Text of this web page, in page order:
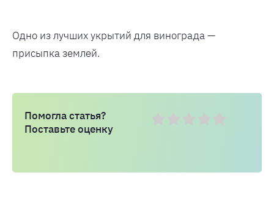
Одно из лучших укрытий для винограда —
присыпка землей.
Помогла статья?
Поставьте оценку